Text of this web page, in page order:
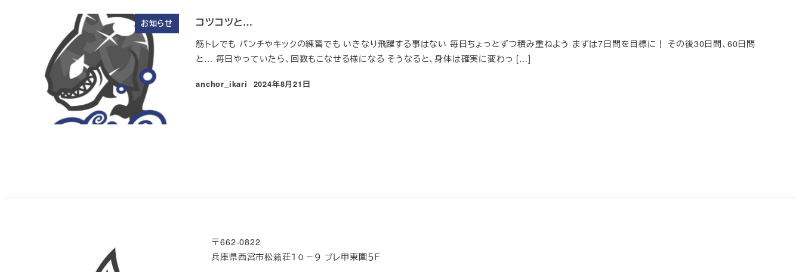
お知らせ コツコツと…
筋トレでも パンチやキックの練習でも いきなり飛躍する事はない 毎日ちょっとずつ積み重ねよう まずは7日間を目標に！ その後30日間、60日間
と… 毎日やっていたら、回数もこなせる様になる そうなると、身体は確実に変わっ […]
anchor_ikari
投稿日
2024年8月21日
〒662-0822
兵庫県西宮市松籟荘１０－９ ブレ甲東園５Ｆ